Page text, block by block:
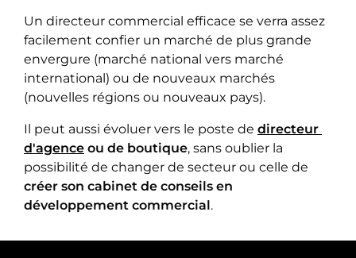
Un directeur commercial efficace se verra assez
facilement confier un marché de plus grande
envergure (marché national vers marché
international) ou de nouveaux marchés
(nouvelles régions ou nouveaux pays).
Il peut aussi évoluer vers le poste de directeur
d'agence ou de boutique, sans oublier la
possibilité de changer de secteur ou celle de
créer son cabinet de conseils en
développement commercial.